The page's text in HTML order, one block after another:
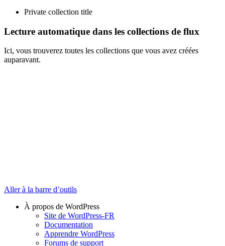
Private collection title
Lecture automatique dans les collections de flux
Ici, vous trouverez toutes les collections que vous avez créées
auparavant.
Aller à la barre d’outils
À propos de WordPress
Site de WordPress-FR
Documentation
Apprendre WordPress
Forums de support